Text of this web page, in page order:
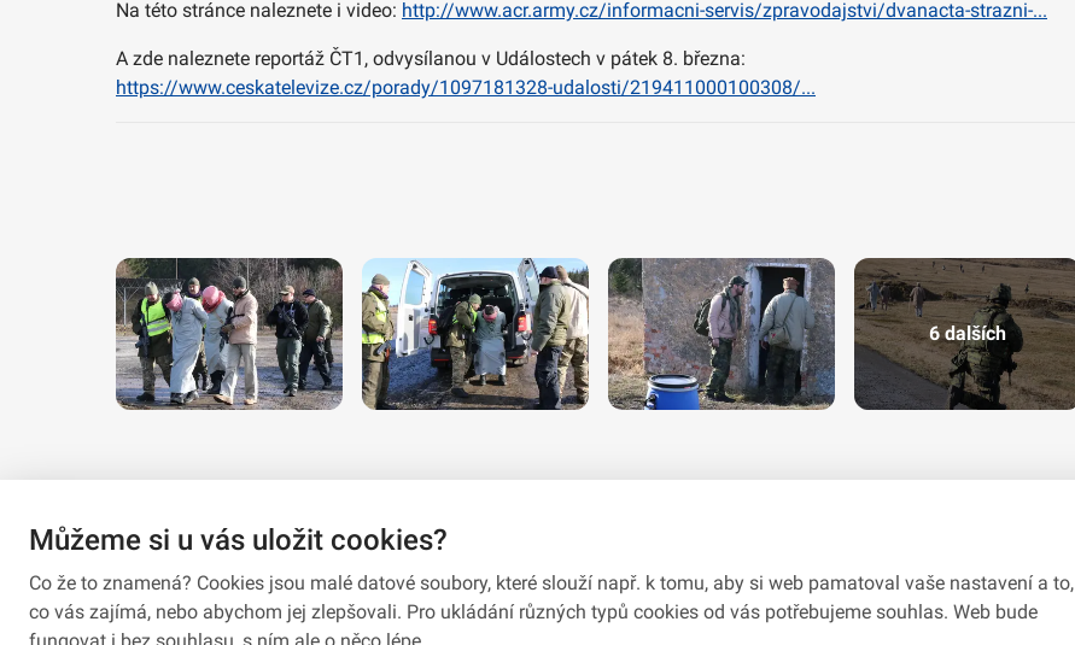
Na této stránce naleznete i video: http://www.acr.army.cz/informacni-servis/zpravodajstvi/dvanacta-strazni-...
A zde naleznete reportáž ČT1, odvysílanou v Událostech v pátek 8. března:
https://www.ceskatelevize.cz/porady/1097181328-udalosti/219411000100308/...
6 dalších
Můžeme si u vás uložit cookies?
Co že to znamená? Cookies jsou malé datové soubory, které slouží např. k tomu, aby si web pamatoval vaše nastavení a to,
co vás zajímá, nebo abychom jej zlepšovali. Pro ukládání různých typů cookies od vás potřebujeme souhlas. Web bude